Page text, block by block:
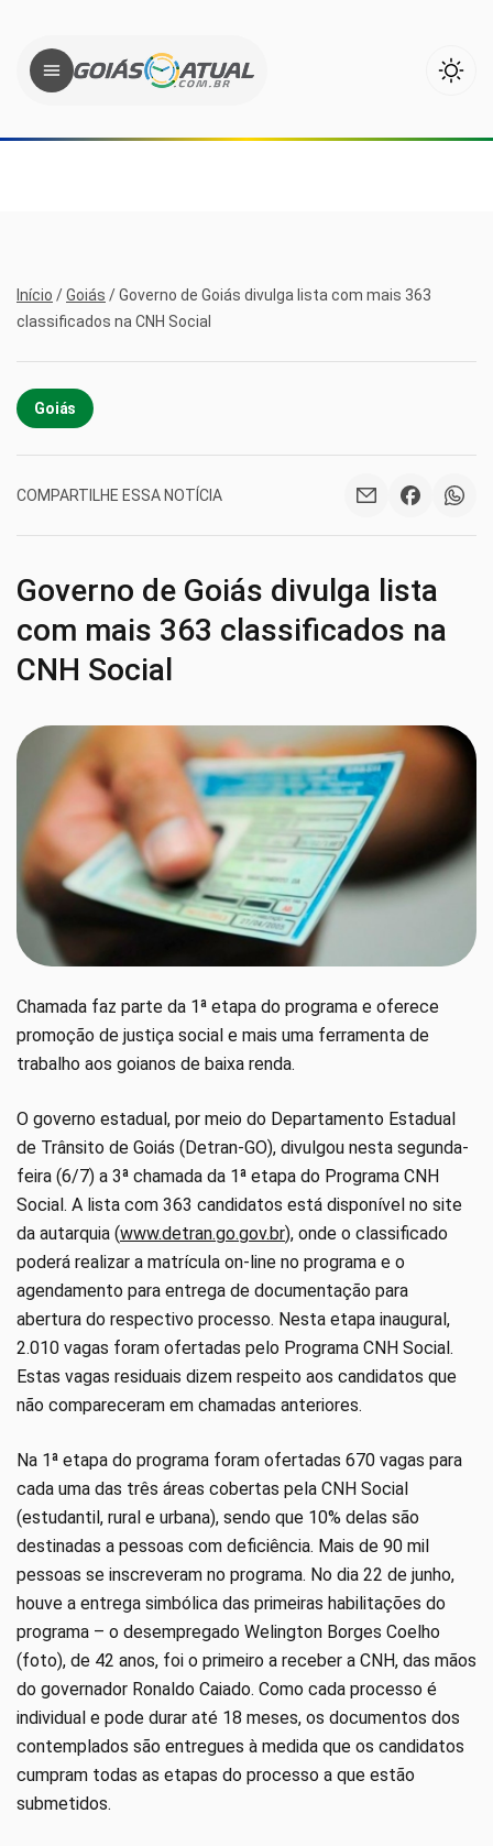
Início /Goiás /Governo de Goiás divulga lista com mais 363
classificados na CNH Social
Goiás
COMPARTILHE ESSA NOTÍCIA
Governo de Goiás divulga lista
com mais 363 classificados na
CNH Social
Chamada faz parte da 1ª etapa do programa e oferece
promoção de justiça social e mais uma ferramenta de
trabalho aos goianos de baixa renda.
O governo estadual, por meio do Departamento Estadual
de Trânsito de Goiás (Detran-GO), divulgou nesta segunda-
feira (6/7) a 3ª chamada da 1ª etapa do Programa CNH
Social. A lista com 363 candidatos está disponível no site
da autarquia (www.detran.go.gov.br), onde o classificado
poderá realizar a matrícula on-line no programa e o
agendamento para entrega de documentação para
abertura do respectivo processo. Nesta etapa inaugural,
2.010 vagas foram ofertadas pelo Programa CNH Social.
Estas vagas residuais dizem respeito aos candidatos que
não compareceram em chamadas anteriores.
Na 1ª etapa do programa foram ofertadas 670 vagas para
cada uma das três áreas cobertas pela CNH Social
(estudantil, rural e urbana), sendo que 10% delas são
destinadas a pessoas com deficiência. Mais de 90 mil
pessoas se inscreveram no programa. No dia 22 de junho,
houve a entrega simbólica das primeiras habilitações do
programa – o desempregado Welington Borges Coelho
(foto), de 42 anos, foi o primeiro a receber a CNH, das mãos
do governador Ronaldo Caiado. Como cada processo é
individual e pode durar até 18 meses, os documentos dos
contemplados são entregues à medida que os candidatos
cumpram todas as etapas do processo a que estão
submetidos.